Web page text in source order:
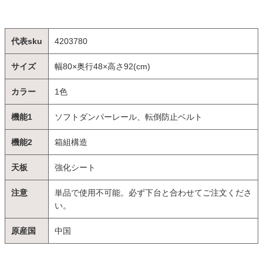
代表sku 4203780
サイズ 幅80×奥行48×高さ92(cm)
カラー 1色
機能1 ソフトダンパーレール、転倒防止ベルト
機能2 箱組構造
天板 強化シート
注意
単品で使用不可能。必ず下台と合わせてご注文くださ
い。
原産国 中国